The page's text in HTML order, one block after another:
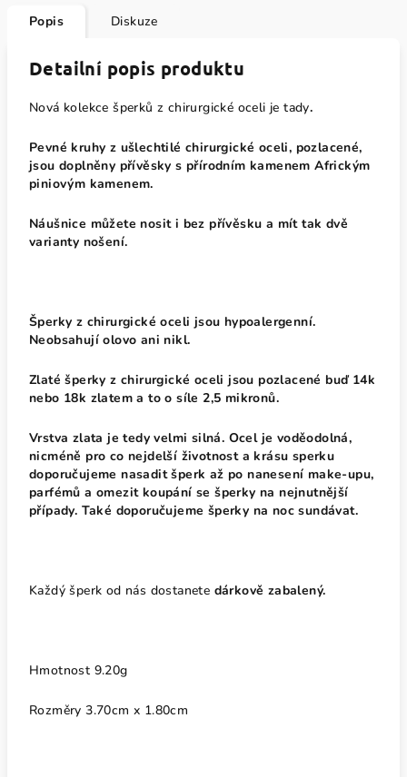
Popis Diskuze
Detailní popis produktu
Nová kolekce šperků z chirurgické oceli je tady.
Pevné kruhy z ušlechtilé chirurgické oceli, pozlacené,
jsou doplněny přívěsky s přírodním kamenem Africkým
piniovým kamenem.
Náušnice můžete nosit i bez přívěsku a mít tak dvě
varianty nošení.
Šperky z chirurgické oceli jsou hypoalergenní.
Neobsahují olovo ani nikl.
Zlaté šperky z chirurgické oceli jsou pozlacené buď 14k
nebo 18k zlatem a to o síle 2,5 mikronů.
Vrstva zlata je tedy velmi silná. Ocel je voděodolná,
nicméně pro co nejdelší životnost a krásu sperku
doporučujeme nasadit šperk až po nanesení make-upu,
parfémů a omezit koupání se šperky na nejnutnější
případy. Také doporučujeme šperky na noc sundávat.
Každý šperk od nás dostanete dárkově zabalený.
Hmotnost 9.20g
Rozměry 3.70cm x 1.80cm